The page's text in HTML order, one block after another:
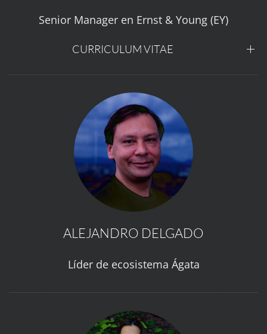
Senior Manager en Ernst & Young (EY)
CURRICULUM VITAE
ALEJANDRO DELGADO
Líder de ecosistema Ágata